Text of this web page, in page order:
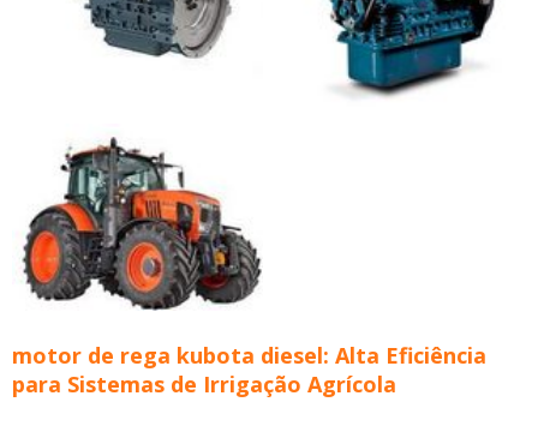
motor de rega kubota diesel: Alta Eficiência
para Sistemas de Irrigação Agrícola